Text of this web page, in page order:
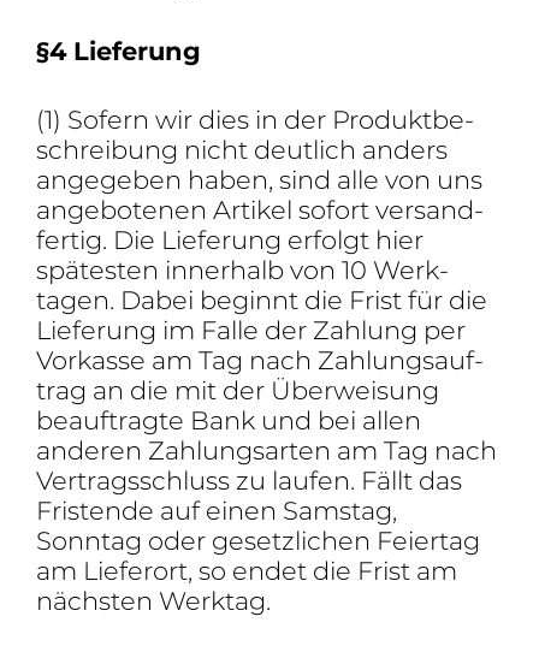
§4 Liefe­rung
(1) Sofern wir dies in der Produkt­be­
schrei­bung nicht deut­lich anders
ange­geben haben, sind alle von uns
ange­bo­tenen Artikel sofort versand­
fertig. Die Liefe­rung erfolgt hier
spätesten inner­halb von 10 Werk­
tagen. Dabei beginnt die Frist für die
Liefe­rung im Falle der Zahlung per
Vorkasse am Tag nach Zahlungs­auf­
trag an die mit der Über­wei­sung
beauf­tragte Bank und bei allen
anderen Zahlungs­arten am Tag nach
Vertrags­schluss zu laufen. Fällt das
Fris­tende auf einen Samstag,
Sonntag oder gesetz­li­chen Feiertag
am Lieferort, so endet die Frist am
nächsten Werktag.